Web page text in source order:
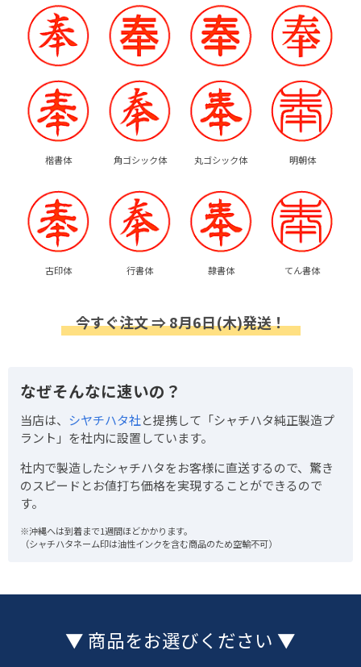
楷書体 角ゴシック体 丸ゴシック体 明朝体
古印体 行書体 隷書体 てん書体
今すぐ注文 ⇒ 8月6日(木)発送！
なぜそんなに速いの？
当店は、 シヤチハタ社と提携して「シャチハタ純正製造プ
ラント」を社内に設置しています。
社内で製造したシャチハタをお客様に直送するので、驚き
のスピードとお値打ち価格を実現することができるので
す。
※沖縄へは到着まで1週間ほどかかります。
（シャチハタネーム印は油性インクを含む商品のため空輸不可）
▼ 商品をお選びください ▼